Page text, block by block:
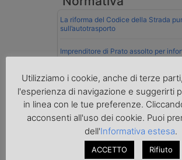
La riforma del Codice della Strada
sull’autotrasporto
Imprenditore di Prato assolto per
Cassazione conferma validità multe
velocità col cronotachigrafo
La Cassazione conferma la qualifica
spedizioniere-vettore
Esenzione Iva nei trasporti
su tutta la filiera
Utilizziamo i cookie, anche di terze
l'esperienza di navigazione e suggerirti
in linea con le tue preferenze.
acconsenti all'uso dei cookie. Puoi
dell'Informativa estesa.
ACCETTO Rifiuto